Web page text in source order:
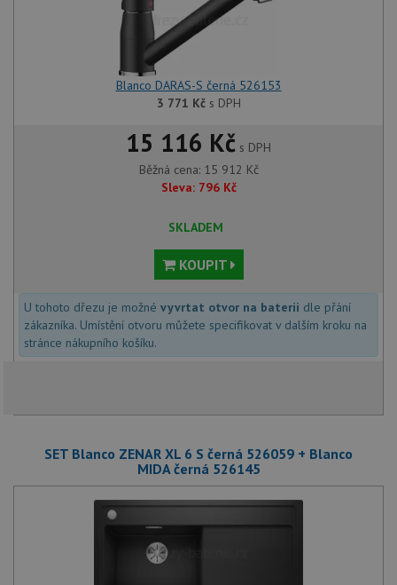
Blanco DARAS-S černá 526153
3 771 Kčs DPH
15 116 Kč s DPH
Běžná cena: 15 912 Kč
Sleva: 796 Kč
SKLADEM
KOUPIT
U tohoto dřezu je možné vyvrtat otvor na baterii dle přání
zákazníka. Umístění otvoru můžete specifikovat v dalším kroku na
stránce nákupního košíku.
SET Blanco ZENAR XL 6 S černá 526059 + Blanco
MIDA černá 526145